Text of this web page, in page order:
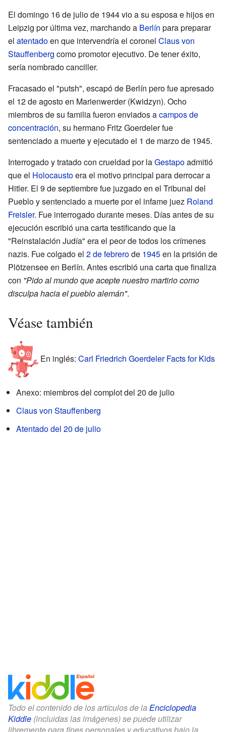
El domingo 16 de julio de 1944 vio a su esposa e hijos en
Leipzig por última vez, marchando a Berlín para preparar
el atentadoen que intervendría el coronel Claus von
Stauffenberg como promotor ejecutivo. De tener éxito,
sería nombrado canciller.
Fracasado el "putsh", escapó de Berlín pero fue apresado
el 12 de agosto en Marienwerder (Kwidzyn). Ocho
miembros de su familia fueron enviados acampos de
concentración, su hermano Fritz Goerdeler fue
sentenciado a muerte y ejecutado el 1 de marzo de 1945.
Interrogado y tratado con crueldad por laGestapoadmitió
que el Holocaustoera el motivo principal para derrocar a
Hitler. El 9 de septiembre fue juzgado en el Tribunal del
Pueblo y sentenciado a muerte por el infame juez Roland
Freisler. Fue interrogado durante meses. Días antes de su
ejecución escribió una carta testificando que la
"Reinstalación Judía" era el peor de todos los crímenes
nazis. Fue colgado el 2 de febrerode 1945en la prisión de
Plötzensee en Berlín. Antes escribió una carta que finaliza
con "Pido al mundo que acepte nuestro martirio como
disculpa hacia el pueblo alemán".
Véase también
En inglés: Carl Friedrich Goerdeler Facts for Kids
Anexo: miembros del complot del 20 de julio
Claus von Stauffenberg
Atentado del 20 de julio
Todo el contenido de los artículos de la Enciclopedia
Kiddle (incluidas las imágenes) se puede utilizar